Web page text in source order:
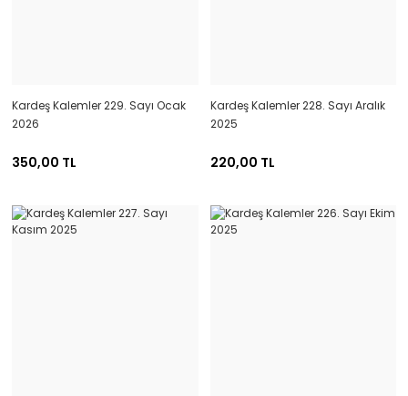
Kardeş Kalemler 229. Sayı Ocak
2026
350,00 TL
Kardeş Kalemler 228. Sayı Aralık
2025
220,00 TL